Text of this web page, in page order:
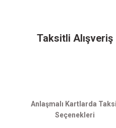
Taksitli Alışveriş
Anlaşmalı Kartlarda
Seçenekleri